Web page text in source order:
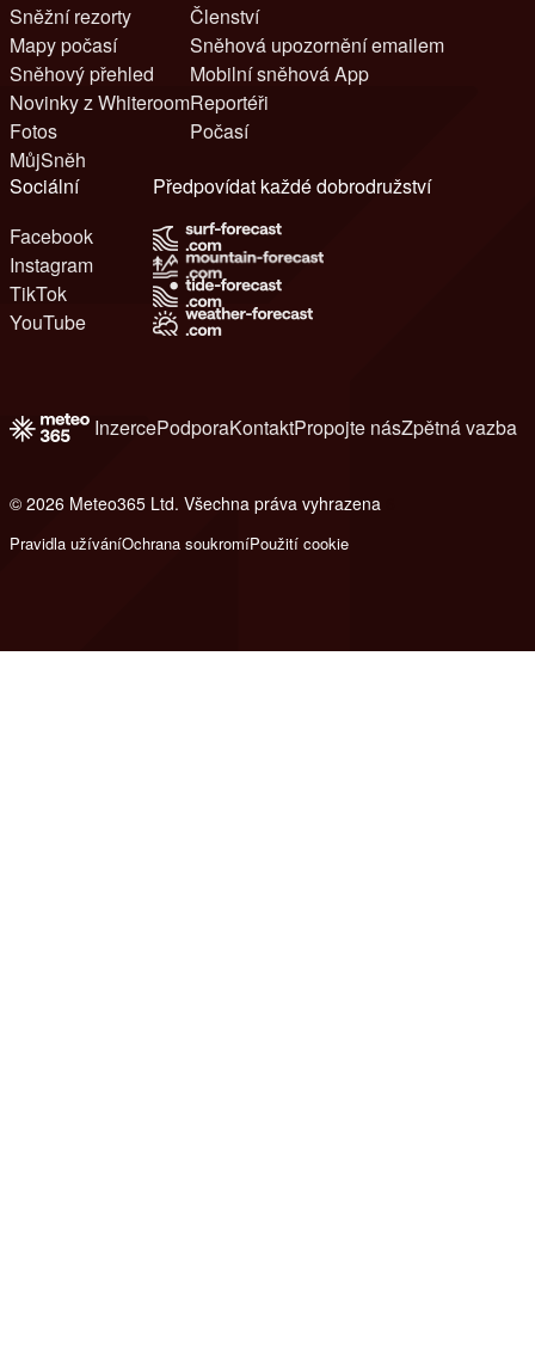
Sněžní rezorty
Mapy počasí
Sněhový přehled
Novinky z Whiteroom
Fotos
MůjSněh
Členství
Sněhová upozornění emailem
Mobilní sněhová App
Reportéři
Počasí
Sociální
Facebook
Instagram
TikTok
YouTube
Předpovídat každé dobrodružství
InzercePodporaKontaktPropojte násZpětná vazba
© 2026 Meteo365 Ltd. Všechna práva vyhrazena
Pravidla užíváníOchrana soukromíPoužití cookie